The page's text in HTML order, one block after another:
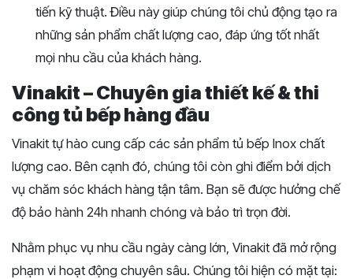
tiến kỹ thuật. Điều này giúp chúng tôi chủ động tạo ra
những sản phẩm chất lượng cao, đáp ứng tốt nhất
mọi nhu cầu của khách hàng.
Vinakit – Chuyên gia thiết kế & thi
công tủ bếp hàng đầu
Vinakit tự hào cung cấp các sản phẩm tủ bếp Inox chất
lượng cao. Bên cạnh đó, chúng tôi còn ghi điểm bởi dịch
vụ chăm sóc khách hàng tận tâm. Bạn sẽ được hưởng chế
độ bảo hành 24h nhanh chóng và bảo trì trọn đời.
Nhằm phục vụ nhu cầu ngày càng lớn, Vinakit đã mở rộng
phạm vi hoạt động chuyên sâu. Chúng tôi hiện có mặt tại: